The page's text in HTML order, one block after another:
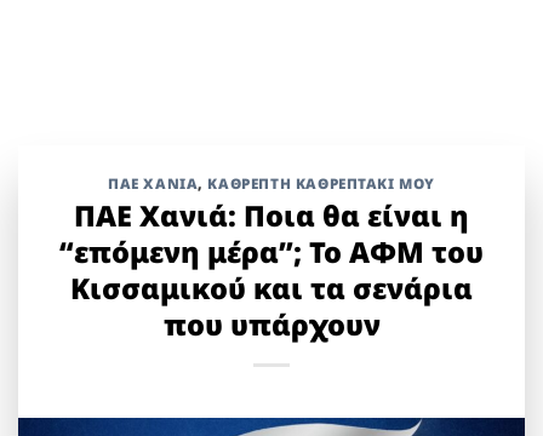
ΠΑΕ ΧΑΝΙΑ, ΚΑΘΡΈΠΤΗ ΚΑΘΡΕΠΤΆΚΙ ΜΟΥ
ΠΑΕ Χανιά: Ποια θα είναι η
“επόμενη μέρα”; Το ΑΦΜ του
Κισσαμικού και τα σενάρια
που υπάρχουν